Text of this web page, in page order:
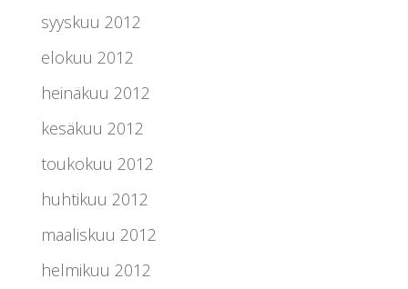
syyskuu 2012
elokuu 2012
heinäkuu 2012
kesäkuu 2012
toukokuu 2012
huhtikuu 2012
maaliskuu 2012
helmikuu 2012